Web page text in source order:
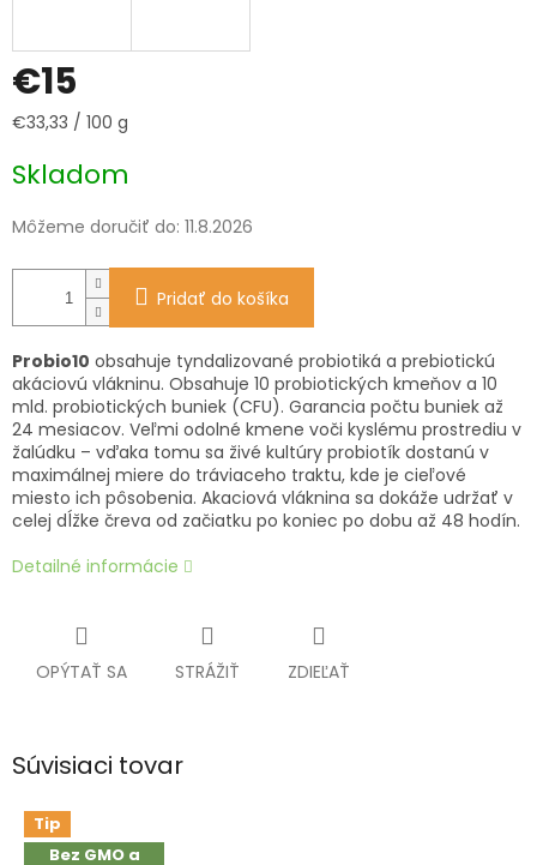
€15
Jednotková
€33,33 / 100 g
Skladom
Môžeme doručiť do: 11.8.2026
Pridať do košíka
Probio10 obsahuje tyndalizované probiotiká a prebiotickú
akáciovú vlákninu. Obsahuje 10 probiotických kmeňov a 10
mld. probiotických buniek (CFU). Garancia počtu buniek až
24 mesiacov. Veľmi odolné kmene voči kyslému prostrediu v
žalúdku – vďaka tomu sa živé kultúry probiotík dostanú v
maximálnej miere do tráviaceho traktu, kde je cieľové
miesto ich pôsobenia. Akaciová vláknina sa dokáže udržať v
celej dĺžke čreva od začiatku po koniec po dobu až 48 hodín.
Detailné informácie
OPÝTAŤ SA STRÁŽIŤ ZDIEĽAŤ
Súvisiaci tovar
Tip
Bez GMO a